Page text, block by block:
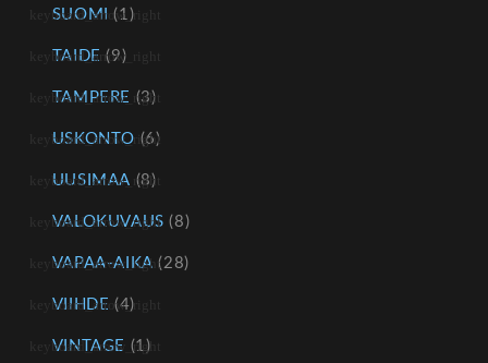
SUOMI (1)
TAIDE (9)
TAMPERE (3)
USKONTO (6)
UUSIMAA (8)
VALOKUVAUS (8)
VAPAA-AIKA (28)
VIIHDE (4)
VINTAGE (1)